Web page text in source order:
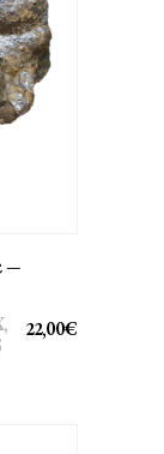
–
22,00€
,